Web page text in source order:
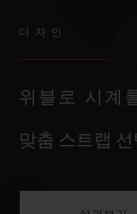
디자인
위블로 시계
맞춤 스트랩